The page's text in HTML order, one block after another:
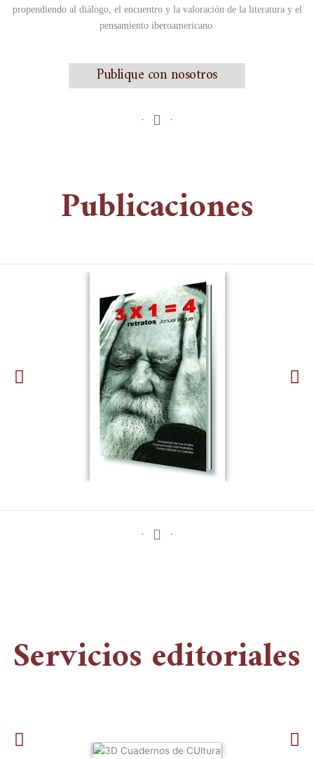
propendiendo al diálogo, el encuentro y la valoración de la literatura y el
pensamiento iberoamericano.
Publique con nosotros
Publicaciones
Servicios editoriales